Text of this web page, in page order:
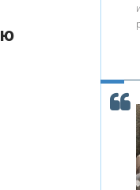
С